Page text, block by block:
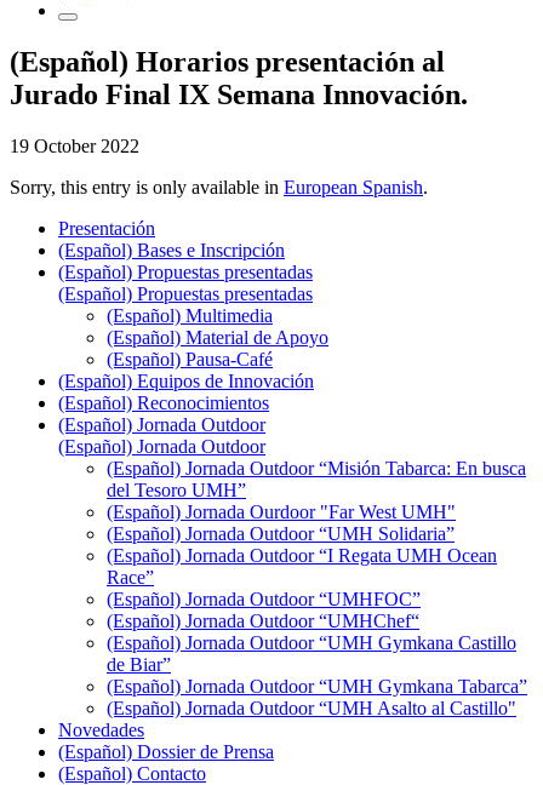
(Español) Horarios presentación al
Jurado Final IX Semana Innovación.
19 October 2022
Sorry, this entry is only available in European Spanish.
Presentación
(Español) Bases e Inscripción
(Español) Propuestas presentadas
(Español) Propuestas presentadas
(Español) Multimedia
(Español) Material de Apoyo
(Español) Pausa-Café
(Español) Equipos de Innovación
(Español) Reconocimientos
(Español) Jornada Outdoor
(Español) Jornada Outdoor
(Español) Jornada Outdoor “Misión Tabarca: En busca
del Tesoro UMH”
(Español) Jornada Ourdoor "Far West UMH"
(Español) Jornada Outdoor “UMH Solidaria”
(Español) Jornada Outdoor “I Regata UMH Ocean
Race”
(Español) Jornada Outdoor “UMHFOC”
(Español) Jornada Outdoor “UMHChef“
(Español) Jornada Outdoor “UMH Gymkana Castillo
de Biar”
(Español) Jornada Outdoor “UMH Gymkana Tabarca”
(Español) Jornada Outdoor “UMH Asalto al Castillo"
Novedades
(Español) Dossier de Prensa
(Español) Contacto